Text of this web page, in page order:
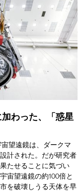
わった、「惑星
望遠鏡は、ダークマ
計された。だが研究者
たせることに気づい
宙望遠鏡の約100倍と
を破壊しうる天体を早